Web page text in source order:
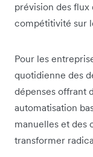
prévision des flux
compétitivité sur
Pour les
quotidienne des
dépenses offrant
automatisation
manuelles et des
transformer